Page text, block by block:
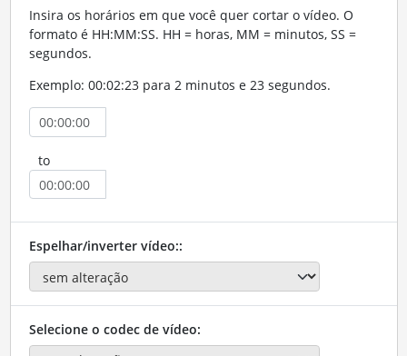
Insira os horários em que você quer cortar o vídeo. O
formato é HH:MM:SS. HH = horas, MM = minutos, SS =
segundos.
Exemplo: 00:02:23 para 2 minutos e 23 segundos.
to
Espelhar/inverter vídeo::
Selecione o codec de vídeo: